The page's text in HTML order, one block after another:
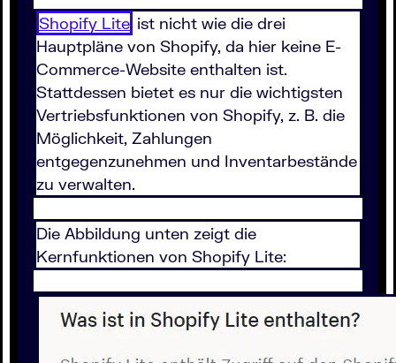
Shopify Lite ist nicht wie die drei
Hauptpläne von Shopify, da hier keine E-
Commerce-Website enthalten ist.
Stattdessen bietet es nur die wichtigsten
Vertriebsfunktionen von Shopify, z. B. die
Möglichkeit, Zahlungen
entgegenzunehmen und Inventarbestände
zu verwalten.
Die Abbildung unten zeigt die
Kernfunktionen von Shopify Lite: